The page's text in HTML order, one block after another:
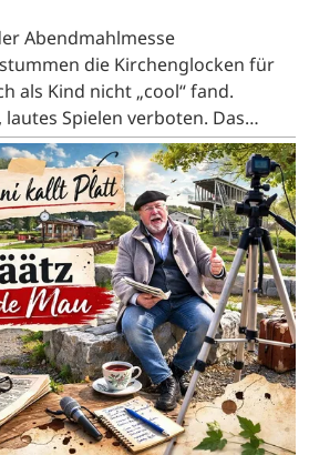
Abendmahlmesse
die Kirchenglocken für
als Kind nicht „cool“ fand.
Spielen verboten. Das
gabs Hering und